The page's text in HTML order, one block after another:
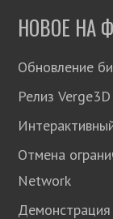
НОВОЕ НА
Обновление
Релиз
Отмена
Network